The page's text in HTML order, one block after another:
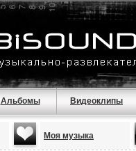
Альбомы Видеоклипы
Моя музыка